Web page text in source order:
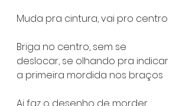
Muda pra cintura, vai pro centro
Briga no centro, sem se
deslocar, se olhando pra indicar
a primeira mordida nos braços